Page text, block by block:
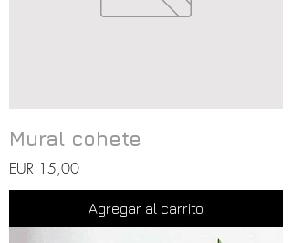
Mural cohete
Precio
EUR 15,00
Agregar al carrito